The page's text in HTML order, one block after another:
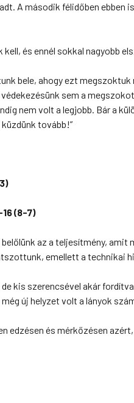
A második félidőben ebben
és ennél sokkal nagyobb
bele, ahogy ezt
sem a
nem volt a legjobb. Bár a
tovább!”
(8-7)
az a teljesítmény,
emellett a technikai
kis szerencsével akár
új helyzet volt a lányok
edzésen és mérkőzésen